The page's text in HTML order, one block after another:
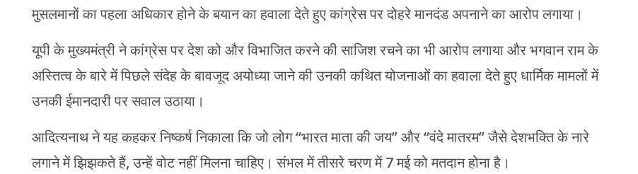
मुसलमानों का पहला अधिकार होने के बयान का हवाला देते हुए कांग्रेस पर दोहरे मानदंड अपनाने का आरोप लगाया।
यूपी के मुख्यमंत्री ने कांग्रेस पर देश को और विभाजित करने की साजिश रचने का भी आरोप लगाया और भगवान राम के
अस्तित्व के बारे में पिछले संदेह के बावजूद अयोध्या जाने की उनकी कथित योजनाओं का हवाला देते हुए धार्मिक मामलों में
उनकी ईमानदारी पर सवाल उठाया।
आदित्यनाथ ने यह कहकर निष्कर्ष निकाला कि जो लोग “भारत माता की जय” और “वंदे मातरम” जैसे देशभक्ति के नारे
लगाने में झिझकते हैं, उन्हें वोट नहीं मिलना चाहिए। संभल में तीसरे चरण में 7 मई को मतदान होना है।